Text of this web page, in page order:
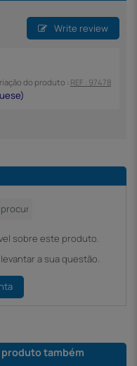
Write review
do produto : REF : 97478
sobre este produto.
a sua questão.
também